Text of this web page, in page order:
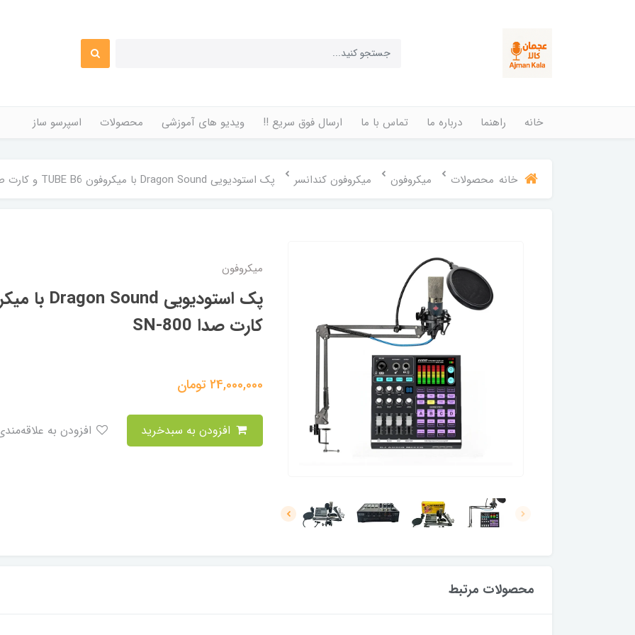
خانه راهنما درباره ما تماس با ما ارسال فوق سریع !! ویدیو های آموزشی محصولات اسپرسو ساز
خانه محصولات میکروفون میکروفون کندانسر پک استودیویی Dragon Sound با میکروفون TUBE B6 و کارت صدا SN-800
میکروفون
کارت صدا SN-800
24,000,000تومان
محصولات مرتبط